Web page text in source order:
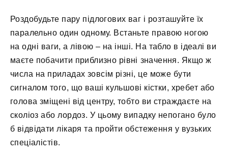
Роздобудьте пару підлогових ваг і розташуйте їх
паралельно один одному. Встаньте правою ногою
на одні ваги, а лівою – на інші. На табло в ідеалі ви
маєте побачити приблизно рівні значення. Якщо ж
числа на приладах зовсім різні, це може бути
сигналом того, що ваші кульшові кістки, хребет або
голова зміщені від центру, тобто ви страждаєте на
сколіоз або лордоз. У цьому випадку непогано було
б відвідати лікаря та пройти обстеження у вузьких
спеціалістів.